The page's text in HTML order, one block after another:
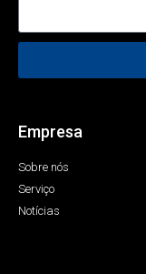
Empresa
Sobre nós
Serviço
Notícias